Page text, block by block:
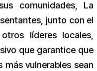
comunidades, La
junto con el
líderes locales,
que garantice que
vulnerables sean